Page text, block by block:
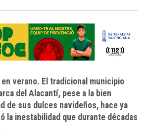
verano. El tradicional municipio
del Alacantí, pese a la bien
de sus dulces navideños, hace ya
la inestabilidad que durante décadas